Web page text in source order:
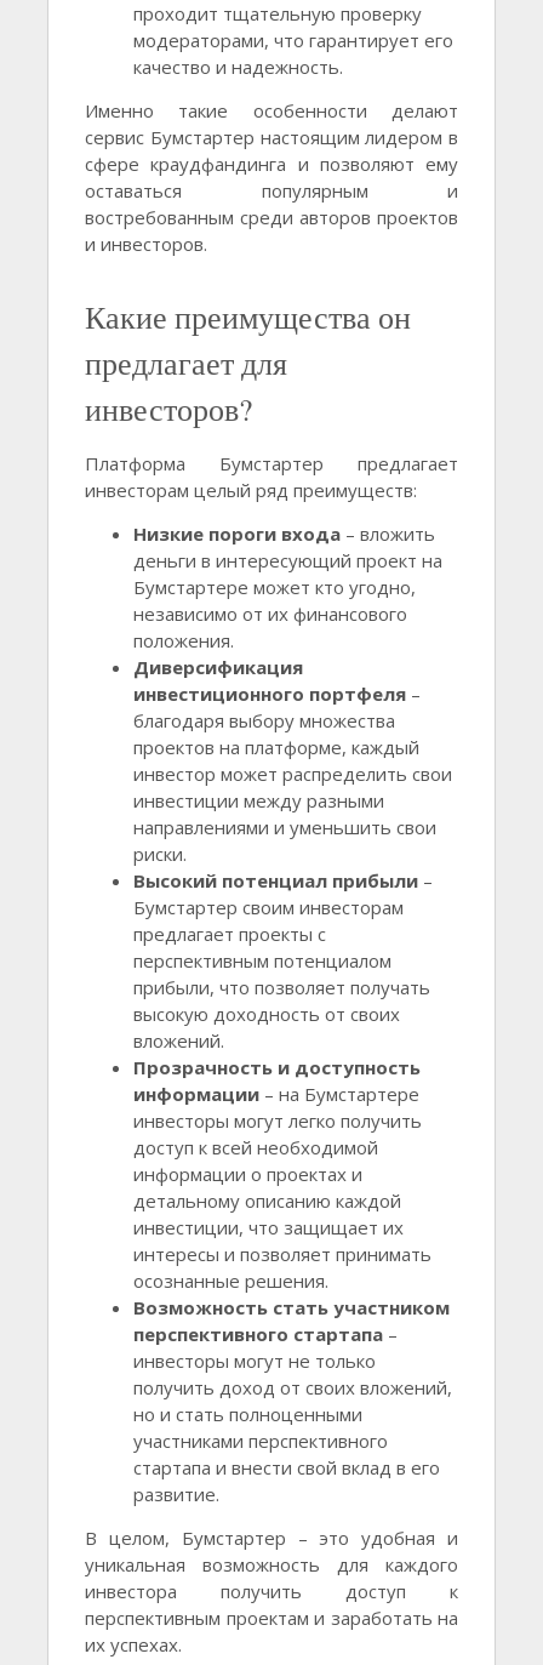
проходит тщательную проверку
модераторами, что гарантирует его
качество и надежность.
Именно такие особенности делают
сервис Бумстартер настоящим лидером в
сфере краудфандинга и позволяют ему
оставаться популярным и
востребованным среди авторов проектов
и инвесторов.
Какие преимущества он
предлагает для
инвесторов?
Платформа Бумстартер предлагает
инвесторам целый ряд преимуществ:
Низкие пороги входа – вложить
деньги в интересующий проект на
Бумстартере может кто угодно,
независимо от их финансового
положения.
Диверсификация
инвестиционного портфеля –
благодаря выбору множества
проектов на платформе, каждый
инвестор может распределить свои
инвестиции между разными
направлениями и уменьшить свои
риски.
Высокий потенциал прибыли –
Бумстартер своим инвесторам
предлагает проекты с
перспективным потенциалом
прибыли, что позволяет получать
высокую доходность от своих
вложений.
Прозрачность и доступность
информации – на Бумстартере
инвесторы могут легко получить
доступ к всей необходимой
информации о проектах и
детальному описанию каждой
инвестиции, что защищает их
интересы и позволяет принимать
осознанные решения.
Возможность стать участником
перспективного стартапа –
инвесторы могут не только
получить доход от своих вложений,
но и стать полноценными
участниками перспективного
стартапа и внести свой вклад в его
развитие.
В целом, Бумстартер – это удобная и
уникальная возможность для каждого
инвестора получить доступ к
перспективным проектам и заработать на
их успехах.